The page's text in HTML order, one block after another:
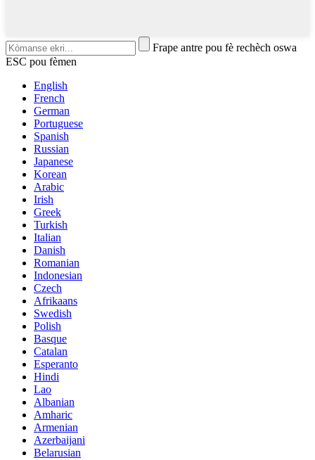
Frape antre pou fè rechèch oswa
ESC pou fèmen
English
French
German
Portuguese
Spanish
Russian
Japanese
Korean
Arabic
Irish
Greek
Turkish
Italian
Danish
Romanian
Indonesian
Czech
Afrikaans
Swedish
Polish
Basque
Catalan
Esperanto
Hindi
Lao
Albanian
Amharic
Armenian
Azerbaijani
Belarusian